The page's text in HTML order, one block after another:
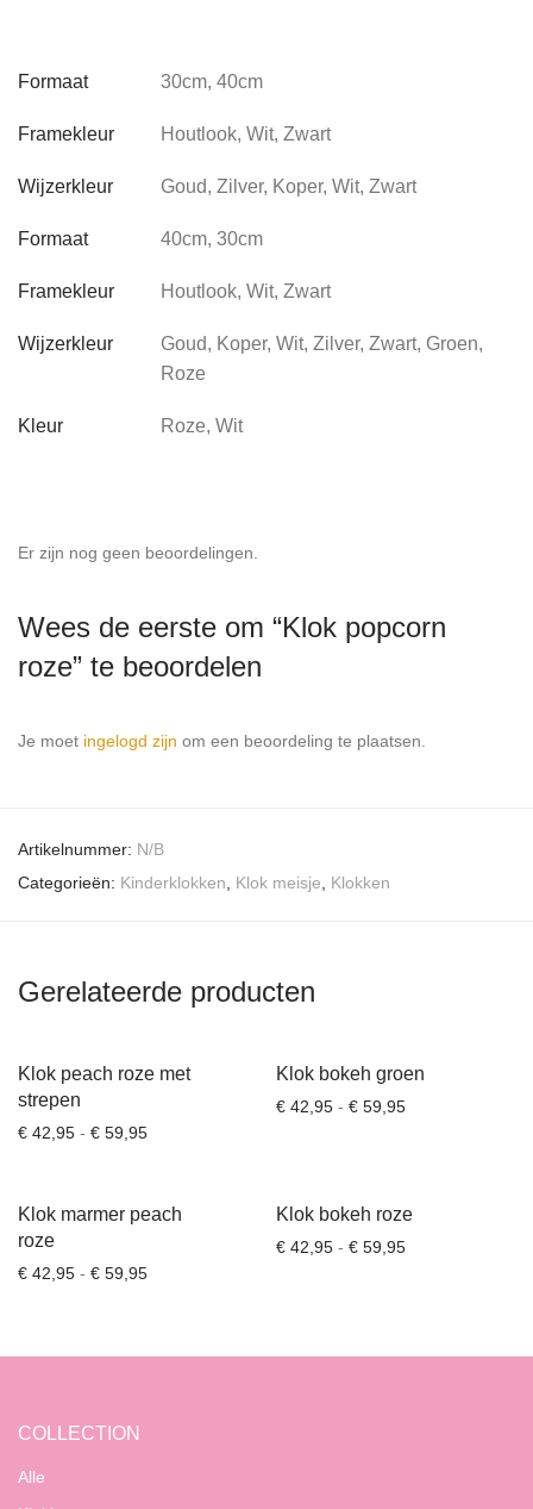
Formaat 30cm, 40cm
Framekleur Houtlook, Wit, Zwart
Wijzerkleur Goud, Zilver, Koper, Wit, Zwart
Formaat 40cm, 30cm
Framekleur Houtlook, Wit, Zwart
Wijzerkleur
Goud, Koper, Wit, Zilver, Zwart, Groen,
Roze
Kleur Roze, Wit
Er zijn nog geen beoordelingen.
Wees de eerste om “Klok popcorn
roze” te beoordelen
Je moet ingelogd zijn om een beoordeling te plaatsen.
Artikelnummer: N/B
Categorieën: Kinderklokken Klok meisje Klokken
Gerelateerde producten
Klok peach roze met
strepen
€ 42,95 - € 59,95Prijsklasse: € 42,95 tot € 59,95
Klok bokeh groen
€ 42,95 - € 59,95Prijsklasse: €
Klok marmer peach
roze
€ 42,95 - € 59,95Prijsklasse: € 42,95 tot € 59,95
Klok bokeh roze
€ 42,95 - € 59,95Prijsklasse: €
COLLECTION
Alle